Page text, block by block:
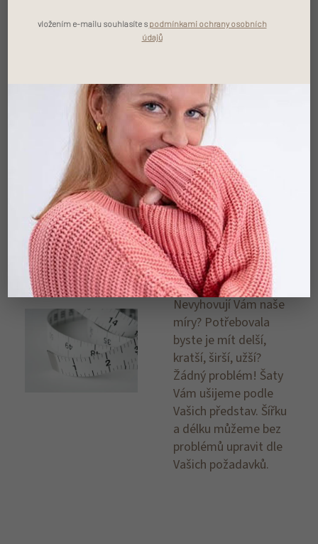
že látka je alfou a
bez syntetických příměsí.
Mezi naše oblíbené látky
patří organická bavlna,
len a recyklované látky.
Šaty Vám
ušijeme na
míru
Nevyhovují Vám naše
míry? Potřebovala
byste je mít delší,
kratší, širší, užší?
Žádný problém! Šaty
Vám ušijeme podle
Vašich představ. Šířku
a délku můžeme bez
problémů upravit dle
Vašich požadavků.
vložením e-mailu souhlasíte s podmínkami ochrany osobních
údajů